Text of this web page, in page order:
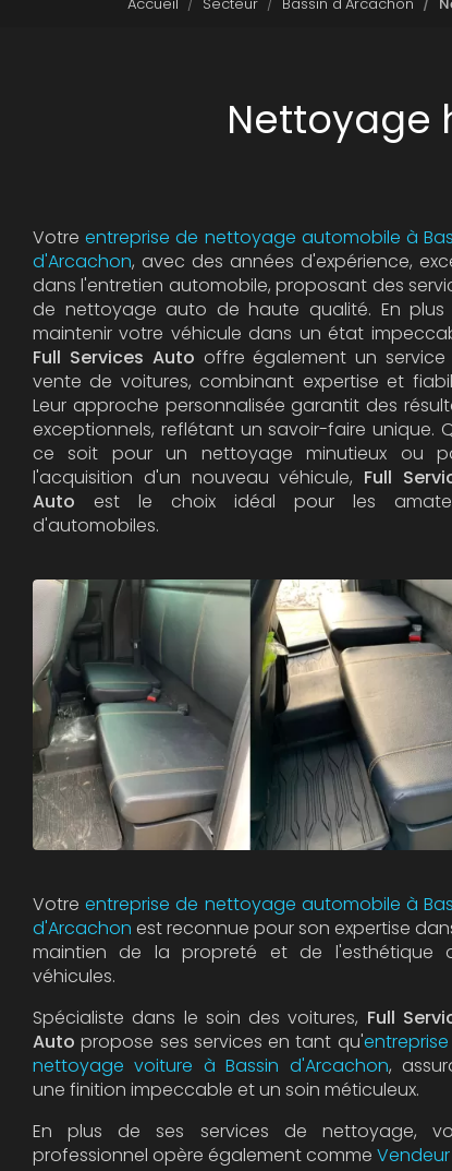
Nettoyage
Votreentreprise de nettoyage automobile à
d'Arcachon, avec des années d'expérience,
dans l'entretien automobile, proposant des
de nettoyage auto de haute qualité. En plus
maintenir votre véhicule dans un état
Full Services Auto offre également un service
vente de voitures, combinant expertise et
Leur approche personnalisée garantit des
exceptionnels, reflétant un savoir-faire unique.
ce soit pour un nettoyage minutieux ou
l'acquisition d'un nouveau véhicule, Full
Auto est le choix idéal pour les
d'automobiles.
Votreentreprise de nettoyage automobile à
d'Arcachon est reconnue pour son expertise
maintien de la propreté et de l'esthétique
véhicules.
Spécialiste dans le soin des voitures, Full
Auto propose ses services en tant qu'
nettoyage voiture à Bassin d'Arcachon,
une finition impeccable et un soin méticuleux.
En plus de ses services de nettoyage,
professionnel opère également comme